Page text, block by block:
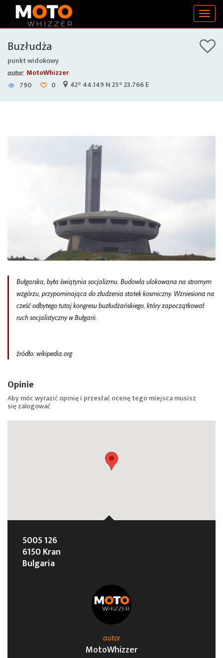
Buzłudża
punkt widokowy
autor: MotoWhizzer
790
0 42° 44.149 N 25° 23.766 E
Bułgarska, była świątynia socjalizmu. Budowla ulokowana na stromym
wzgórzu, przypominająca do złudzenia statek kosmiczny. Wzniesiona na
cześć odbytego tutaj kongresu buzłudżańskiego, który zapoczątkował
ruch socjalistyczny w Bułgarii.
źródło: wikipedia.org
Opinie
Aby móc wyrazić opinię i przesłać ocenę tego miejsca musisz
sięzalogować
5005 126
6150 Kran
Bulgaria
autor
MotoWhizzer